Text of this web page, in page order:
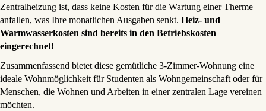
Zentralheizung ist, dass keine Kosten für die Wartung einer Therme
anfallen, was Ihre monatlichen Ausgaben senkt. Heiz- und
Warmwasserkosten sind bereits in den Betriebskosten
eingerechnet!
Zusammenfassend bietet diese gemütliche 3-Zimmer-Wohnung eine
ideale Wohnmöglichkeit für Studenten als Wohngemeinschaft oder für
Menschen, die Wohnen und Arbeiten in einer zentralen Lage vereinen
möchten.